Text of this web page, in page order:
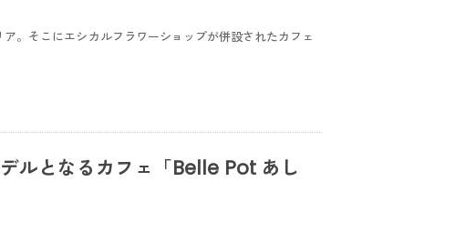
。そこにエシカルフラワーショップが併設されたカフェ
ルとなるカフェ「Belle Pot あし